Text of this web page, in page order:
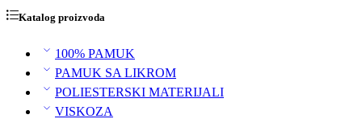
Katalog proizvoda
100% PAMUK
PAMUK SA LIKROM
POLIESTERSKI MATERIJALI
VISKOZA